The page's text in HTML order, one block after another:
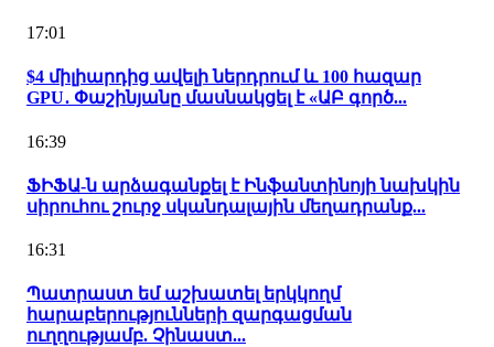
17:01
$4 միլիարդից ավելի ներդրում և 100 հազար
GPU․ Փաշինյանը մասնակցել է «ԱԲ գործ...
16:39
ՖԻՖԱ-ն արձագանքել է Ինֆանտինոյի նախկին
սիրուհու շուրջ սկանդալային մեղադրանք...
16:31
Պատրաստ եմ աշխատել երկկողմ
հարաբերությունների զարգացման
ուղղությամբ. Չինաստ...